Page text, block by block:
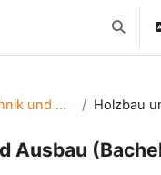
Holztechnik und Bau
Ausbau